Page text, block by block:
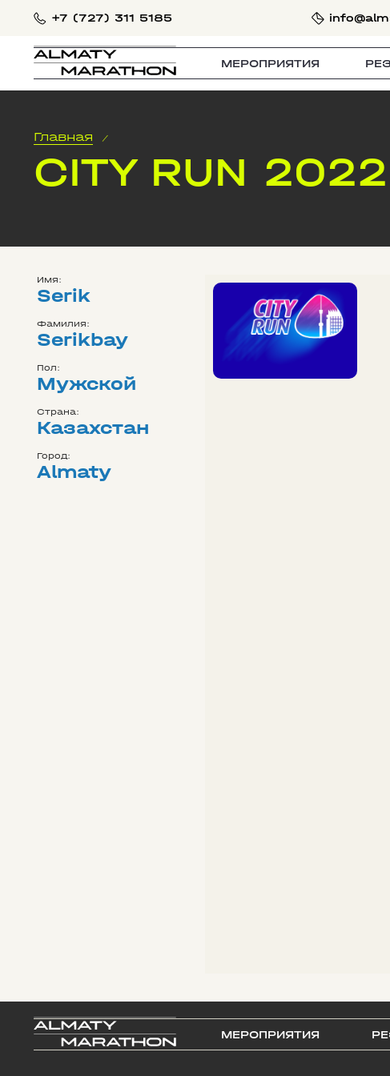
+7 (727) 311 5185
МЕРОПРИЯТИЯ
Главная /
CITY RUN 2022
Имя:
Serik
Фамилия:
Serikbay
Пол:
Мужской
Страна:
Казахстан
Город:
Almaty
МЕРОПРИЯТИЯ